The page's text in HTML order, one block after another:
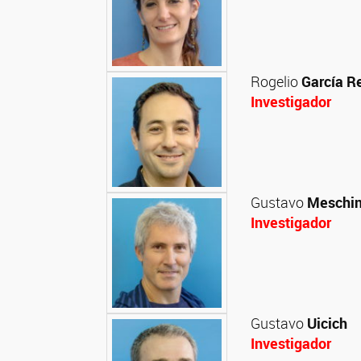
RogelioGarcía
Investigador
Gustavo
Investigador
Gustavo Uicich
Investigador